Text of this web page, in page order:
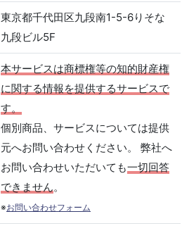
東京都千代田区九段南1-5-6りそな
九段ビル5F
本サービスは商標権等の知的財産権
に関する情報を提供するサービスで
す。
個別商品、サービスについては提供
元へお問い合わせください。 弊社へ
お問い合わせいただいても一切回答
できません。
※お問い合わせフォーム